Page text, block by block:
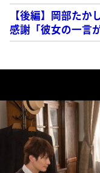
【後編】岡部た
感謝「彼女の一言